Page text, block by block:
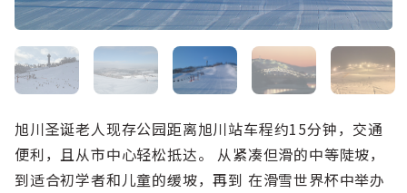
旭川圣诞老人现存公园距离旭川站车程约15分钟，交通
便利，且从市中心轻松抵达。 从紧凑但滑的中等陡坡，
到适合初学者和儿童的缓坡，再到 在滑雪世界杯中举办